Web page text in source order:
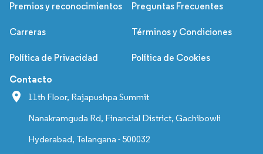
Premios y reconocimientos Preguntas Frecuentes
Carreras Términos y Condiciones
Política de Privacidad Política de Cookies
Contacto
11th Floor, Rajapushpa Summit
Nanakramguda Rd, Financial District, Gachibowli
Hyderabad, Telangana - 500032